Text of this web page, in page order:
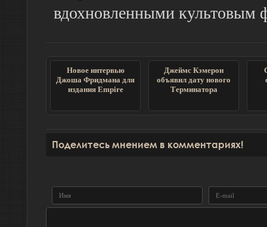
вдохновленными культовым
Новое интервью
Джоша Фридмана для
издания Empire
Джеймс Кэмерон
объявил дату нового
Терминатора
Поделитесь мнением в комментариях!